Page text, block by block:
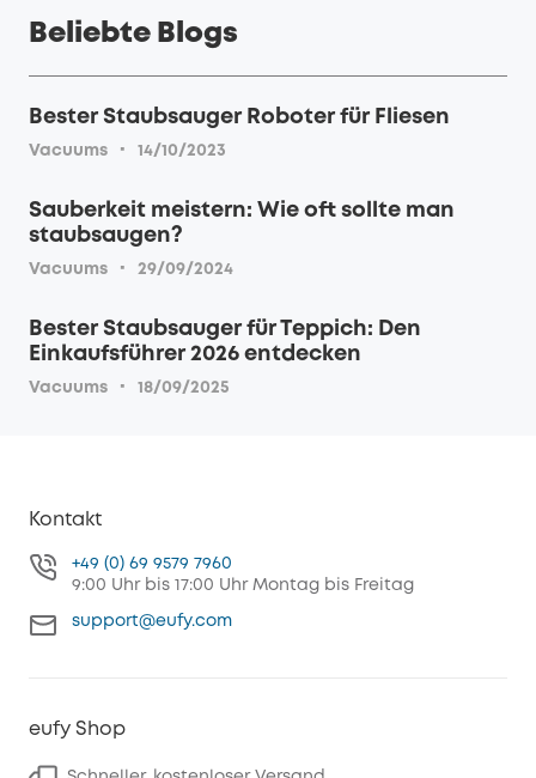
Beliebte Blogs
Bester Staubsauger Roboter für Fliesen
Vacuums · 14/10/2023
Sauberkeit meistern: Wie oft sollte man
staubsaugen?
Vacuums · 29/09/2024
Bester Staubsauger für Teppich: Den
Einkaufsführer 2026 entdecken
Vacuums · 18/09/2025
Kontakt
+49 (0) 69 9579 7960
9:00 Uhr bis 17:00 Uhr Montag bis Freitag
support@eufy.com
eufy Shop